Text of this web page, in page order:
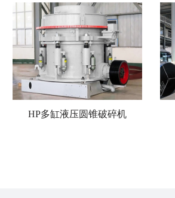
HP多缸液压圆锥破碎机